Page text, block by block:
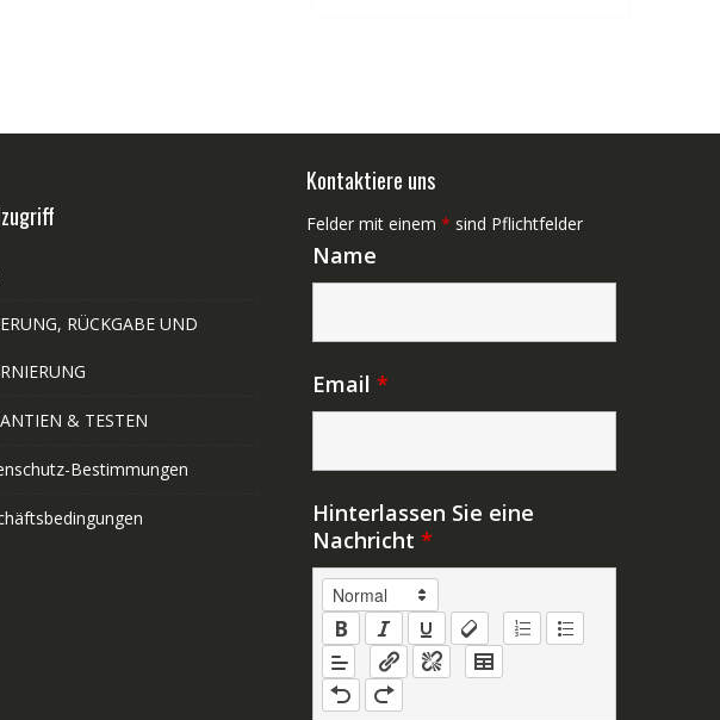
RÜCKGABE UND
& TESTEN
Bestimmungen
Kontaktiere uns
Felder mit einem * sind Pflichtfelder
Name
Email *
Hinterlassen Sie eine
Nachricht *